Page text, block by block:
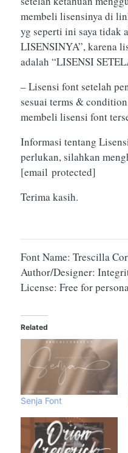
membeli lisensinya di
yg seperti ini saya tidak
LISENSINYA”, karena
adalah “LISENSI
– Lisensi font setelah
sesuai terms &
membeli lisensi font
Informasi tentang
perlukan, silahkan
[email protected]
Terima kasih.
Font Name: Trescilla
Author/Designer:
License: Free for
Related
Senja Font